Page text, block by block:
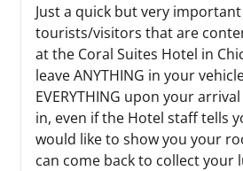
Just a quick but very
tourists/visitors that are
at the Coral Suites Hotel in
leave ANYTHING in your
EVERYTHING upon your
in, even if the Hotel staff tells
would like to show you your
can come back to collect your